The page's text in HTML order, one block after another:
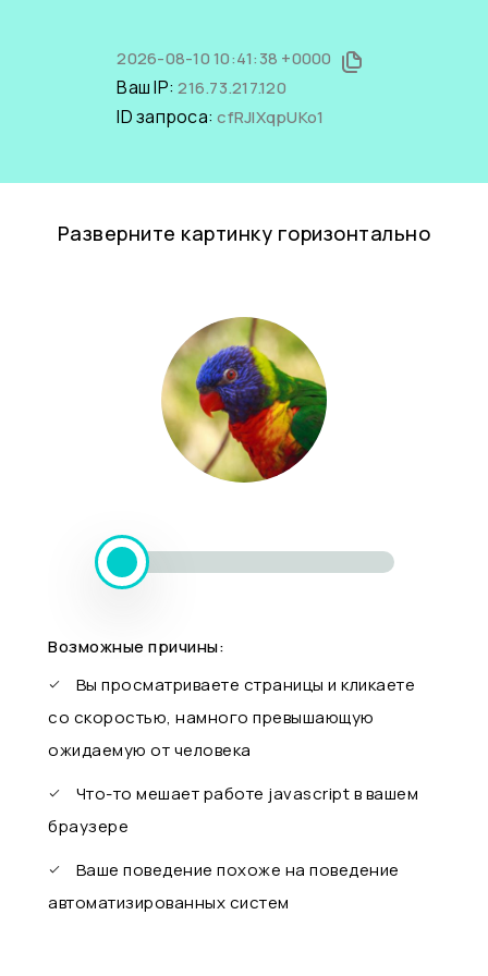
2026-08-10 10:41:38 +0000
Ваш IP:216.73.217.120
ID запроса:cfRJlXqpUKo1
Разверните картинку горизонтально
Возможные причины:
Вы просматриваете страницы и кликаете
со скоростью, намного превышающую
ожидаемую от человека
Что-то мешает работе javascript в вашем
браузере
Ваше поведение похоже на поведение
автоматизированных систем